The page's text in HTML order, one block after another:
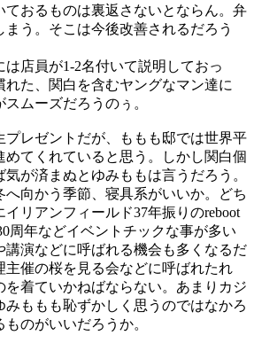
ておるものは裏返さないとならん。弁
う。そこは今後改善されるだろう
店員が1-2名付いて説明しておっ
れた、関白を含むヤングなマン達に
ムーズだろうのぅ。
レゼントだが、ももも邸では世界平
めてくれていると思う。しかし関白個
が済まぬとゆみももは言うだろう。
向かう季節、寝具系がいいか。どち
リアンフィールド37年振りのreboot
周年などイベントチックな事が多い
講演などに呼ばれる機会も多くなるだ
主催の桜を見る会などに呼ばれたれ
を着ていかねばならない。あまりカジ
みももも恥ずかしく思うのではなかろ
のがいいだろうか。